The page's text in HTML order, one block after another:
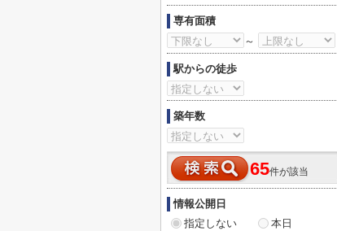
専有面積
～
駅からの徒歩
築年数
65件が該当
情報公開日
指定しない
本日